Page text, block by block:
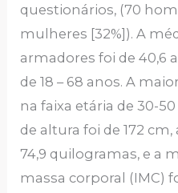
questionários, (70
mulheres [32%]). A
armadores foi de 40,6
de 18 – 68 anos. A
na faixa etária de 30-
de altura foi de 172
74,9 quilogramas, e a
massa corporal (IMC)